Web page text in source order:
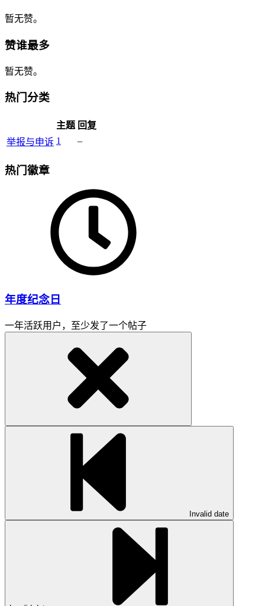
暂无赞。
赞谁最多
暂无赞。
热门分类
主题 回复
举报与申诉 1 –
热门徽章
年度纪念日
一年活跃用户，至少发了一个帖子
Invalid date